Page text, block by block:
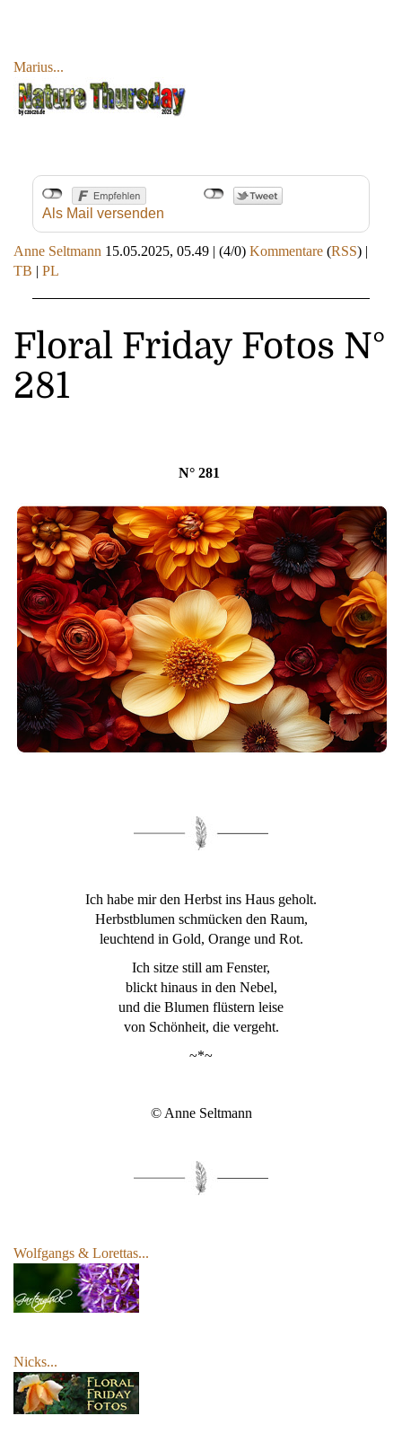
Marius...
Als Mail versenden
Anne Seltmann 15.05.2025, 05.49 | (4/0) Kommentare (RSS) |
TB | PL
Floral Friday Fotos N°
281
N° 281
Ich habe mir den Herbst ins Haus geholt.
Herbstblumen schmücken den Raum,
leuchtend in Gold, Orange und Rot.
Ich sitze still am Fenster,
blickt hinaus in den Nebel,
und die Blumen flüstern leise
von Schönheit, die vergeht.
~*~
© Anne Seltmann
Wolfgangs & Lorettas...
Nicks...